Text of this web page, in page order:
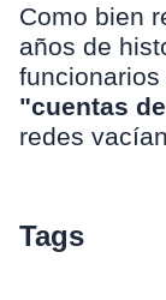
Como bien
años de
"cuentas
redes
Tags